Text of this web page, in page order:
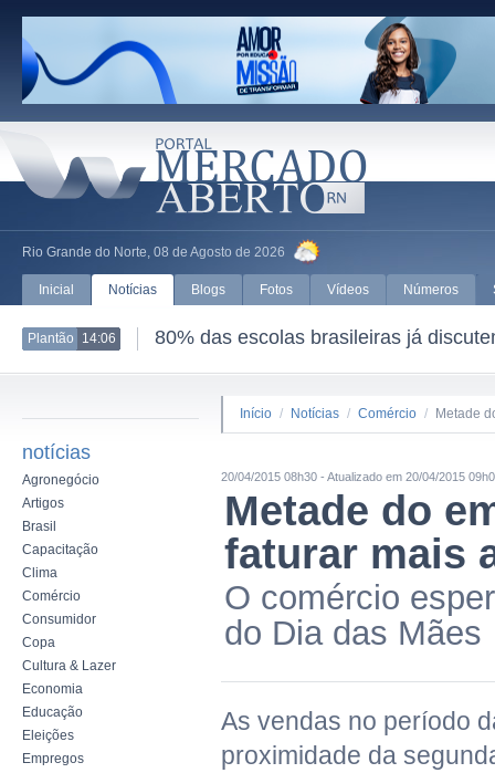
Rio Grande do Norte, 08 de Agosto de 2026
Inicial Notícias Blogs Fotos Vídeos Números
Plantão 14:06 80% das escolas brasileiras já
notícias
Agronegócio
Artigos
Brasil
Capacitação
Clima
Comércio
Consumidor
Copa
Cultura & Lazer
Economia
Educação
Eleições
Empregos
Início / Notícias / Comércio / Metade
20/04/2015 08h30 - Atualizado em 20/04/2015
Metade do
faturar mais
O comércio
do Dia das Mães
As vendas no período
proximidade da